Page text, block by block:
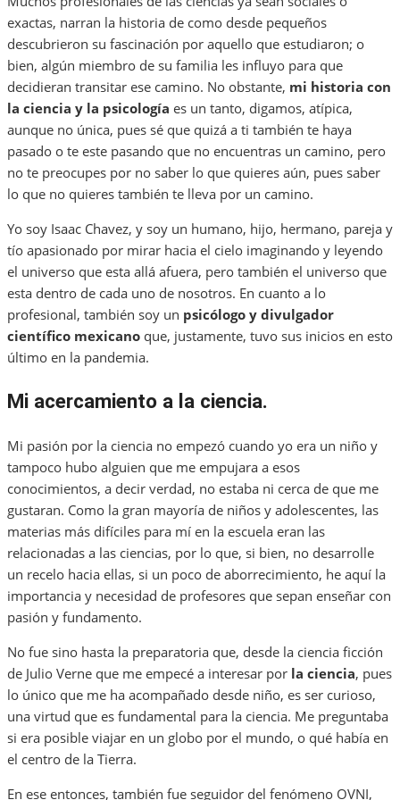
exactas, narran la historia de como desde pequeños
descubrieron su fascinación por aquello que estudiaron; o
bien, algún miembro de su familia les influyo para que
decidieran transitar ese camino. No obstante, mi historia con
la ciencia y la psicología es un tanto, digamos, atípica,
aunque no única, pues sé que quizá a ti también te haya
pasado o te este pasando que no encuentras un camino, pero
no te preocupes por no saber lo que quieres aún, pues saber
lo que no quieres también te lleva por un camino.
Yo soy Isaac Chavez, y soy un humano, hijo, hermano, pareja y
tío apasionado por mirar hacia el cielo imaginando y leyendo
el universo que esta allá afuera, pero también el universo que
esta dentro de cada uno de nosotros. En cuanto a lo
profesional, también soy un psicólogo y divulgador
científico mexicano que, justamente, tuvo sus inicios en esto
último en la pandemia.
Mi acercamiento a la ciencia.
Mi pasión por la ciencia no empezó cuando yo era un niño y
tampoco hubo alguien que me empujara a esos
conocimientos, a decir verdad, no estaba ni cerca de que me
gustaran. Como la gran mayoría de niños y adolescentes, las
materias más difíciles para mí en la escuela eran las
relacionadas a las ciencias, por lo que, si bien, no desarrolle
un recelo hacia ellas, si un poco de aborrecimiento, he aquí la
importancia y necesidad de profesores que sepan enseñar con
pasión y fundamento.
No fue sino hasta la preparatoria que, desde la ciencia ficción
de Julio Verne que me empecé a interesar por la ciencia, pues
lo único que me ha acompañado desde niño, es ser curioso,
una virtud que es fundamental para la ciencia. Me preguntaba
si era posible viajar en un globo por el mundo, o qué había en
el centro de la Tierra.
En ese entonces, también fue seguidor del fenómeno OVNI,